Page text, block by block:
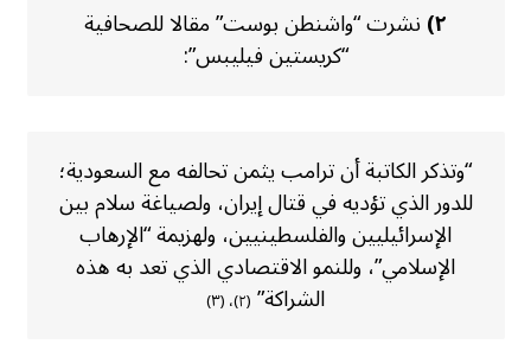
٢) نشرت “واشنطن بوست” مقالا للصحافية
“كريستين فيليبس”:
“وتذكر الكاتبة أن ترامب يثمن تحالفه مع السعودية؛
للدور الذي تؤديه في قتال إيران، ولصياغة سلام بين
الإسرائيليين والفلسطينيين، ولهزيمة “الإرهاب
الإسلامي”، وللنمو الاقتصادي الذي تعد به هذه
الشراكة” (٢)، (٣)